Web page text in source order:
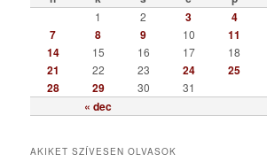
r
« dec
1 2 3 4
7 8 9 10 11
14
15 16 17 18
21
22 23 24 25
28
29 30 31
AKIKET SZÍVESEN OLVASOK